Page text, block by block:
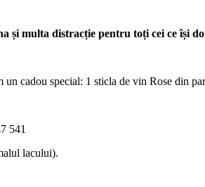
și multa distracție pentru toți cei ce își
cadou special: 1 sticla de vin Rose din
541
lacului).